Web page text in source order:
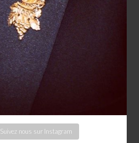
Suivez nous sur Instagram